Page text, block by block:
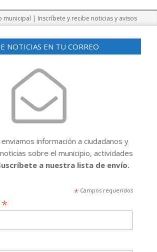
municipal | Inscríbete y recibe noticias y avisos
NOTICIAS EN TU CORREO
información a ciudadanos y
sobre el municipio, actividades
a nuestra lista de envío.
* Campos requeridos
*